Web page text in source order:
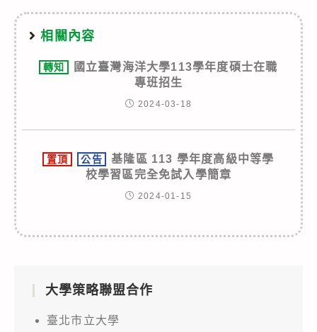
相關內容
轉知
國立臺灣海洋大學113學年度碩士在職
專班招生
2024-03-18
置頂 公告
基隆區 113 學年度高級中等學
校學習區完全免試入學簡章
2024-01-15
大學策略聯盟合作
臺北市立大學